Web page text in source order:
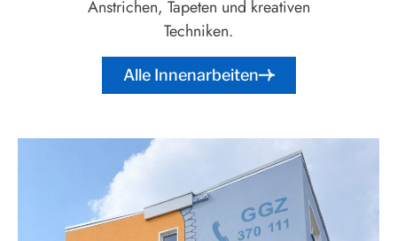
Anstrichen, Tapeten und kreativen
Techniken.
Alle Innenarbeiten